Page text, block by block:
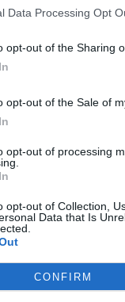
Data Processing Opt
opt-out of the Sharing
opt-out of the Sale of
opt-out of processing
opt-out of Collection,
Data that Is
CONFIRM
υποψηφίων
Online
Καριέρας